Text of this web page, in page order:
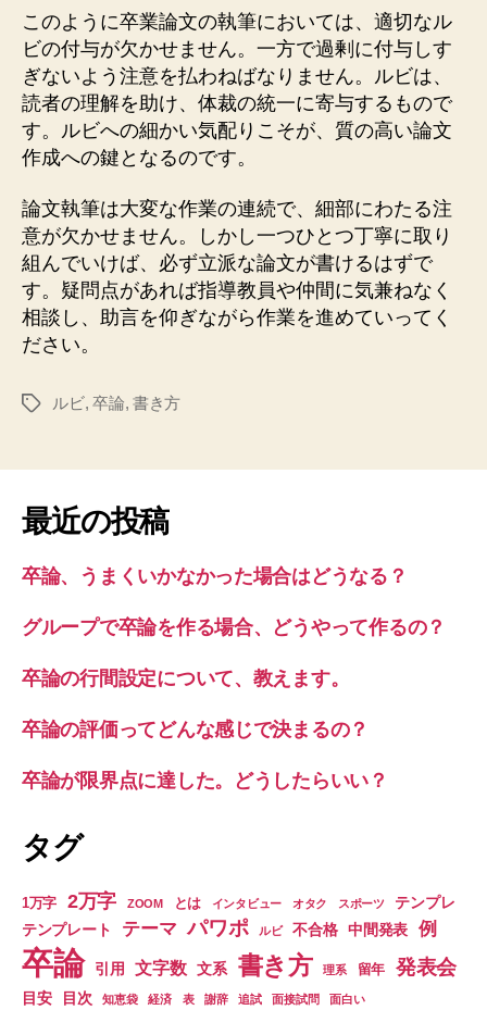
このように卒業論文の執筆においては、適切なル
ビの付与が欠かせません。一方で過剰に付与しす
ぎないよう注意を払わねばなりません。ルビは、
読者の理解を助け、体裁の統一に寄与するもので
す。ルビへの細かい気配りこそが、質の高い論文
作成への鍵となるのです。
論文執筆は大変な作業の連続で、細部にわたる注
意が欠かせません。しかし一つひとつ丁寧に取り
組んでいけば、必ず立派な論文が書けるはずで
す。疑問点があれば指導教員や仲間に気兼ねなく
相談し、助言を仰ぎながら作業を進めていってく
ださい。
タ
ルビ, 卒論, 書き方
最近の投稿
卒論、うまくいかなかった場合はどうなる？
グループで卒論を作る場合、どうやって作るの？
卒論の行間設定について、教えます。
卒論の評価ってどんな感じで決まるの？
卒論が限界点に達した。どうしたらいい？
タグ
1万字 2万字 ZOOM とは インタビュー オタク スポーツ
テンプレ
テンプレート
テーマ パワポ ルビ 不合格 中間発表 例
卒論 引用 文字数 文系 書き方 理系 留年 発表会
目安 目次 知恵袋 経済 表 謝辞 追試 面接試問 面白い